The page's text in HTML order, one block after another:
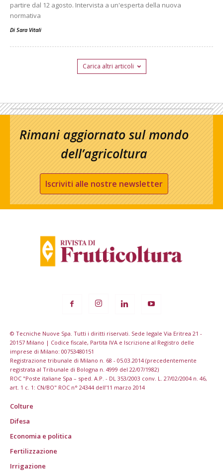
partire dal 12 agosto. Intervista a un'esperta della nuova
normativa
Di Sara Vitali
Carica altri articoli
Rimani aggiornato sul mondo
dell’agricoltura
Iscriviti alle nostre newsletter
© Tecniche Nuove Spa. Tutti i diritti riservati. Sede legale Via Eritrea 21 -
20157 Milano | Codice fiscale, Partita IVA e Iscrizione al Registro delle
imprese di Milano: 00753480151
Registrazione tribunale di Milano n. 68 - 05.03.2014 (precedentemente
registrata al Tribunale di Bologna n. 4999 del 22/07/1982)
ROC "Poste italiane Spa – sped. A.P. - DL 353/2003 conv. L. 27/02/2004 n. 46,
art. 1 c. 1: CN/BO" ROC n° 24344 dell’11 marzo 2014
Colture
Difesa
Economia e politica
Fertilizzazione
Irrigazione